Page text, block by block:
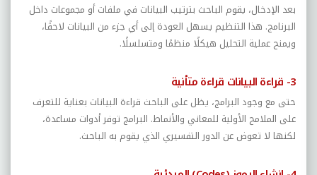
بعد الإدخال، يقوم الباحث بترتيب البيانات في ملفات أو مجموعات داخل
البرنامج. هذا التنظيم يسهل العودة إلى أي جزء من البيانات لاحقًا،
ويمنح عملية التحليل هيكلًا منظمًا ومتسلسلًا.
3- قراءة البيانات قراءة متأنية
حتى مع وجود البرامج، يظل على الباحث قراءة البيانات بعناية للتعرف
على الملامح الأولية للمعاني والأنماط. البرامج توفر أدوات مساعدة،
لكنها لا تعوض عن الدور التفسيري الذي يقوم به الباحث.